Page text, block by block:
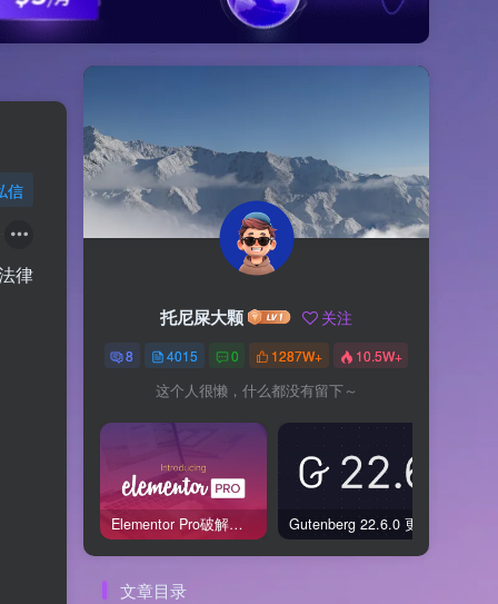
信
律
托尼屎大颗 关注
8 4015 0 1287W+ 10.5W+
这个人很懒，什么都没有留下～
Elementor Pro破解版还能用吗？2026年常见风险与后果盘点
文章目录